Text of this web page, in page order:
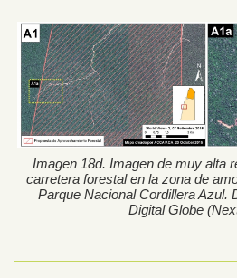
Imagen 18d. Imagen de muy alta
carretera forestal en la zona de
Parque Nacional Cordillera Azul.
Digital Globe